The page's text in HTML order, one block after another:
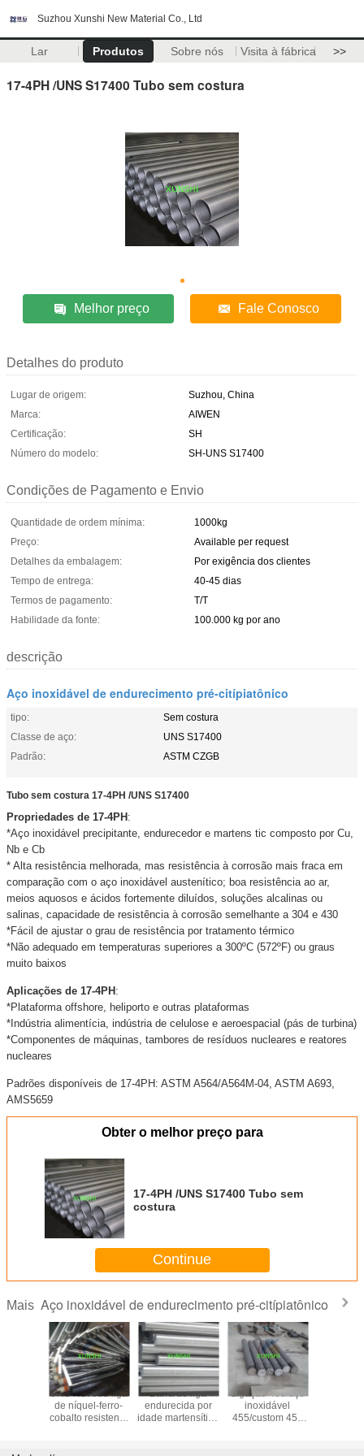
Suzhou Xunshi New Material Co., Ltd
Lar Produtos Sobre nós Visita à fábrica >>
17-4PH /UNS S17400 Tubo sem costura
Melhor preço Fale Conosco
Detalhes do produto
Lugar de origem:
Suzhou, China
Marca:
AIWEN
Certificação:
SH
Número do modelo:
SH-UNS S17400
Condições de Pagamento e Envio
Quantidade de ordem mínima:
1000kg
Preço:
Available per request
Detalhes da embalagem:
Por exigência dos clientes
Tempo de entrega:
40-45 dias
Termos de pagamento:
T/T
Habilidade da fonte:
100.000 kg por ano
descrição
Aço inoxidável de endurecimento pré-citípiatônico
tipo:
Sem costura
Classe de aço:
UNS S17400
Padrão:
ASTM CZGB
Tubo sem costura 17-4PH /UNS S17400
Propriedades de 17-4PH :
*Aço inoxidável precipitante, endurecedor e martens tic composto por Cu,
Nb e Cb
* Alta resistência melhorada, mas resistência à corrosão mais fraca em
comparação com o aço inoxidável austenítico; boa resistência ao ar,
meios aquosos e ácidos fortemente diluídos, soluções alcalinas ou
salinas, capacidade de resistência à corrosão semelhante a 304 e 430
*Fácil de ajustar o grau de resistência por tratamento térmico
*Não adequado em temperaturas superiores a 300ºC (572ºF) ou graus
muito baixos
Aplicações de 17-4PH :
*Plataforma offshore, heliporto e outras plataformas
*Indústria alimentícia, indústria de celulose e aeroespacial (pás de turbina)
*Componentes de máquinas, tambores de resíduos nucleares e reatores
nucleares
Padrões disponíveis de 17-4PH: ASTM A564/A564M-04, ASTM A693,
AMS5659
Obter o melhor preço para
17-4PH /UNS S17400 Tubo sem
costura
Continue
Mais Aço inoxidável de endurecimento pré-citípiatônico
UNS N19903 liga
de níquel-ferro-
cobalto resistente
Barra de liga
endurecida por
idade martensítica
Ligação 455/aço
inoxidável
455/custom 455